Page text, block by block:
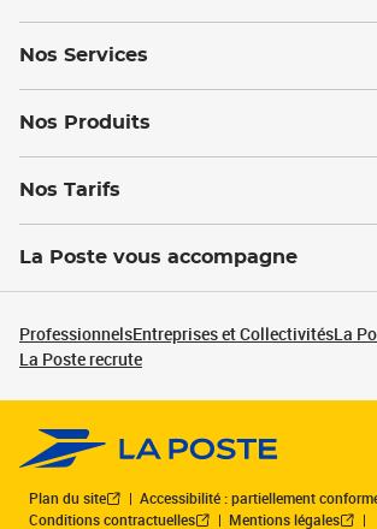
Nos Services
Nos Produits
Nos Tarifs
La Poste vous accompagne
ProfessionnelsEntreprises et CollectivitésLa
La Poste recrute
Plan du site
Accessibilité : partiellement
Conditions contractuelles
Mentions légales